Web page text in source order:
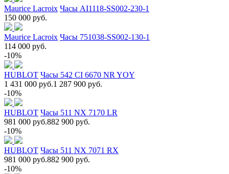
Maurice Lacroix Часы AI1118-SS002-230-1
150 000 руб.
Maurice Lacroix Часы 751038-SS002-130-1
114 000 руб.
-10%
HUBLOT Часы 542 CI 6670 NR YOY
1 431 000 руб.1 287 900 руб.
-10%
HUBLOT Часы 511 NX 7170 LR
981 000 руб.882 900 руб.
-10%
HUBLOT Часы 511 NX 7071 RX
981 000 руб.882 900 руб.
-10%